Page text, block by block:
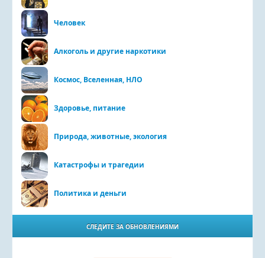
Человек
Алкоголь и другие наркотики
Космос, Вселенная, НЛО
Здоровье, питание
Природа, животные, экология
Катастрофы и трагедии
Политика и деньги
СЛЕДИТЕ ЗА ОБНОВЛЕНИЯМИ